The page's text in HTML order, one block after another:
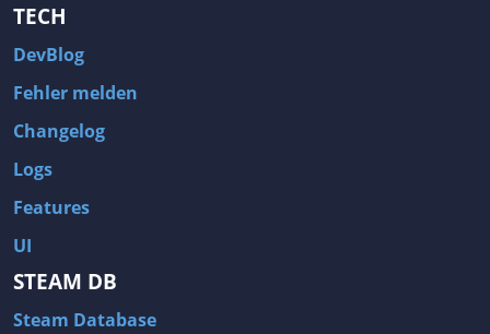
TECH
DevBlog
Fehler melden
Changelog
Logs
Features
UI
STEAM DB
Steam Database